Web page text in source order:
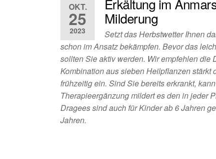
OKT.
25
2023
Erkältung im
Milderung
Setzt das Herbstwetter Ihnen
schon im Ansatz bekämpfen. Bevor das
sollten Sie aktiv werden. Wir empfehlen die
Kombination aus sieben Heilpflanzen stärkt
frühzeitig ein. Sind Sie bereits erkrankt,
Therapieergänzung mildert es den in jeder
Dragees sind auch für Kinder ab 6 Jahren
Jahren.